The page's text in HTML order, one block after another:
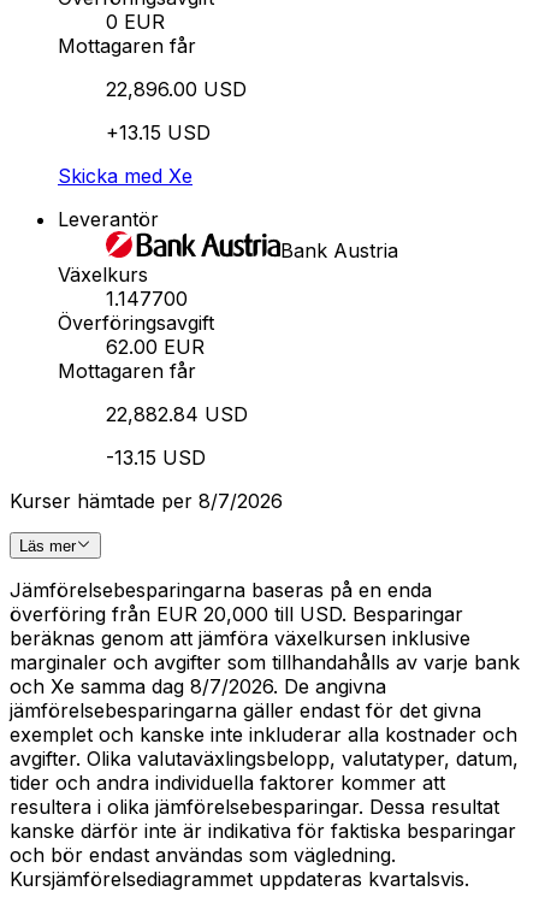
0 EUR
Mottagaren får
22,896.00 USD
+13.15 USD
Skicka med Xe
Leverantör
Bank Austria
Växelkurs
1.147700
Överföringsavgift
62.00 EUR
Mottagaren får
22,882.84 USD
-13.15 USD
Kurser hämtade per 8/7/2026
Läs mer
Jämförelsebesparingarna baseras på en enda
överföring från EUR 20,000 till USD. Besparingar
beräknas genom att jämföra växelkursen inklusive
marginaler och avgifter som tillhandahålls av varje bank
och Xe samma dag 8/7/2026. De angivna
jämförelsebesparingarna gäller endast för det givna
exemplet och kanske inte inkluderar alla kostnader och
avgifter. Olika valutaväxlingsbelopp, valutatyper, datum,
tider och andra individuella faktorer kommer att
resultera i olika jämförelsebesparingar. Dessa resultat
kanske därför inte är indikativa för faktiska besparingar
och bör endast användas som vägledning.
Kursjämförelsediagrammet uppdateras kvartalsvis.